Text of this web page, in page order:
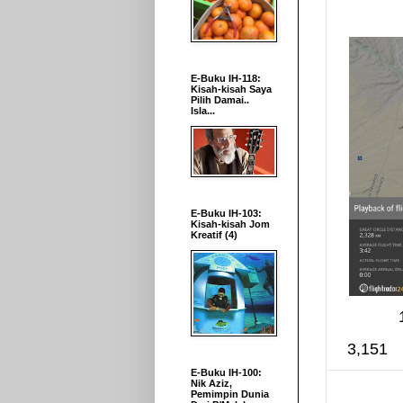
3,151
E-Buku IH-118:
Kisah-kisah Saya
Pilih Damai..
Isla...
E-Buku IH-103:
Kisah-kisah Jom
Kreatif (4)
E-Buku IH-100:
Nik Aziz,
Pemimpin Dunia